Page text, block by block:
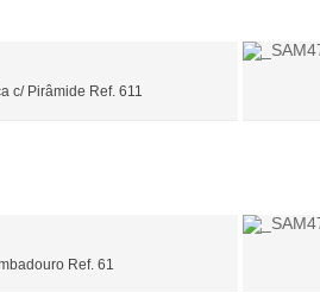
c/ Pirâmide Ref. 611
Ref. 61